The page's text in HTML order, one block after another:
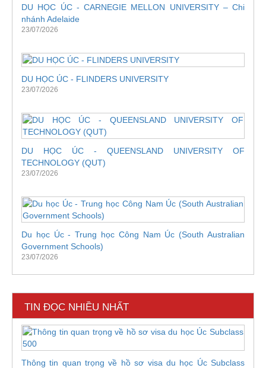
DU HỌC ÚC - CARNEGIE MELLON UNIVERSITY – Chi
nhánh Adelaide
23/07/2026
DU HỌC ÚC - FLINDERS UNIVERSITY
23/07/2026
DU HỌC ÚC - QUEENSLAND UNIVERSITY OF
TECHNOLOGY (QUT)
23/07/2026
Du học Úc - Trung học Công Nam Úc (South Australian
Government Schools)
23/07/2026
TIN ĐỌC NHIỀU NHẤT
Thông tin quan trọng về hồ sơ visa du học Úc Subclass